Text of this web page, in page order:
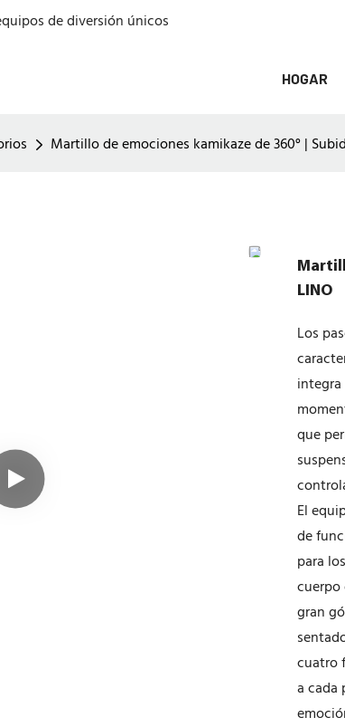
de diversión únicos
HOGAR
Martillo de emociones kamikaze de 360° |
LINO
Los
que
El
de
para
cuerpo
gran
cuatro
a cada